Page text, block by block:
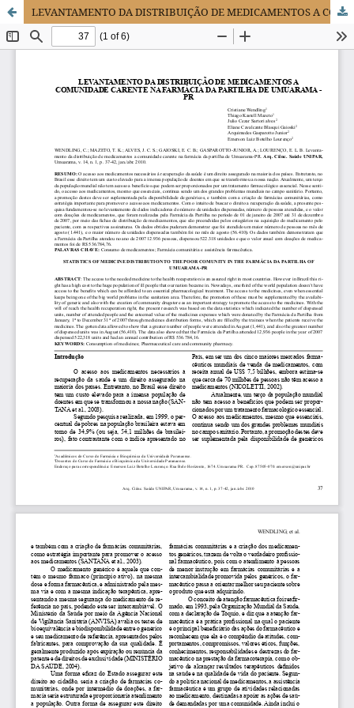
LEVANTAMENTO DA DISTRIBUIÇÃO DE MEDICAMENTOS A COMUNIDADE CARENTE NA FARMÁCIA DA PARTILHA DE UMUARAMA - PR